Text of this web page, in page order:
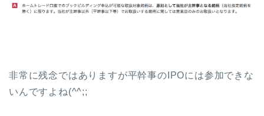
非常に残念ではありますが平幹事のIPOには参加できな
いんですよね(^^;;